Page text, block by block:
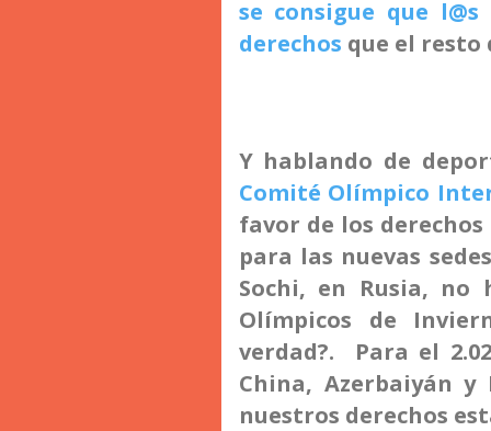
se consigue que
derechos que el resto
Y hablando de
Comité Olímpico
favor de los
para las nuevas
Sochi, en Rusia, no
Olímpicos de
verdad?. Para el
China, Azerbaiyán
nuestros derechos